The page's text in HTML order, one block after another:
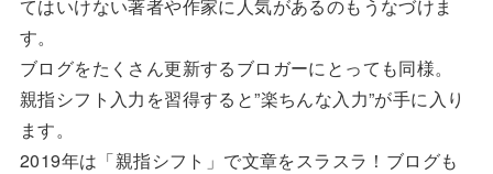
てはいけない著者や作家に人気があるのもうなづけま
す。
ブログをたくさん更新するブロガーにとっても同様。
親指シフト入力を習得すると”楽ちんな入力”が手に入り
ます。
2019年は「親指シフト」で文章をスラスラ！ブログも